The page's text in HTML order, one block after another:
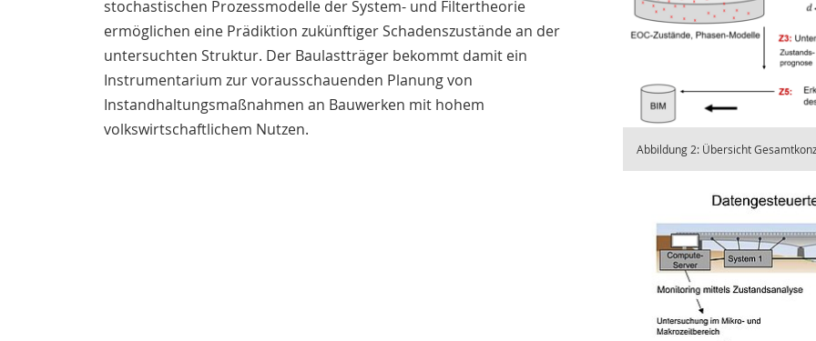
stochastischen Prozessmodelle der System- und Filtertheorie
ermöglichen eine Prädiktion zukünftiger Schadenszustände an der
untersuchten Struktur. Der Baulastträger bekommt damit ein
Instrumentarium zur vorausschauenden Planung von
Instandhaltungsmaßnahmen an Bauwerken mit hohem
volkswirtschaftlichem Nutzen.
Abbildung 2: Übersicht